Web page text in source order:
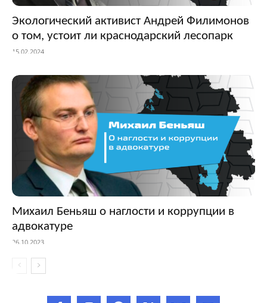
Экологический активист Андрей Филимонов
о том, устоит ли краснодарский лесопарк
15.02.2024
Михаил Беньяш о наглости и коррупции в
адвокатуре
26.10.2023